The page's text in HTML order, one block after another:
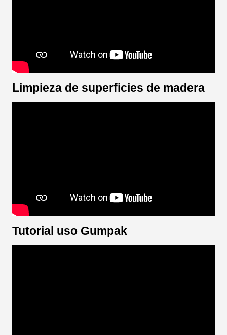
Limpieza de superficies de madera
Tutorial uso Gumpak